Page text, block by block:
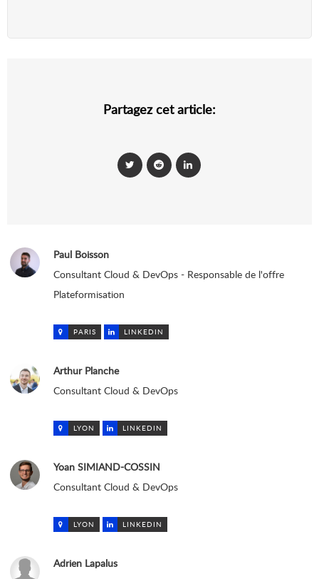
Partagez cet article:
Paul Boisson
Consultant Cloud & DevOps - Responsable de l'offre
Plateformisation
PARIS LINKEDIN
Arthur Planche
Consultant Cloud & DevOps
LYON LINKEDIN
Yoan SIMIAND-COSSIN
Consultant Cloud & DevOps
LYON LINKEDIN
Adrien Lapalus